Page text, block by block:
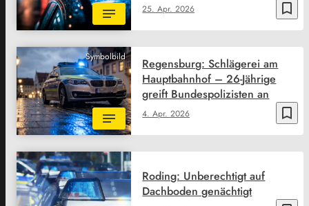
bookmark_border
25. Apr. 2026
Symbolbild
bookmark_border
4. Apr. 2026
Regensburg: Schlägerei am
Hauptbahnhof – 26-Jährige
greift Bundespolizisten an
Roding: Unberechtigt auf
Dachboden genächtigt